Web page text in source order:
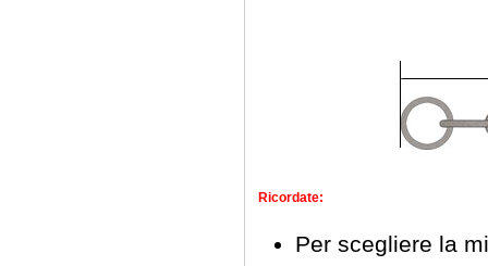
Ricordate:
Per scegliere la